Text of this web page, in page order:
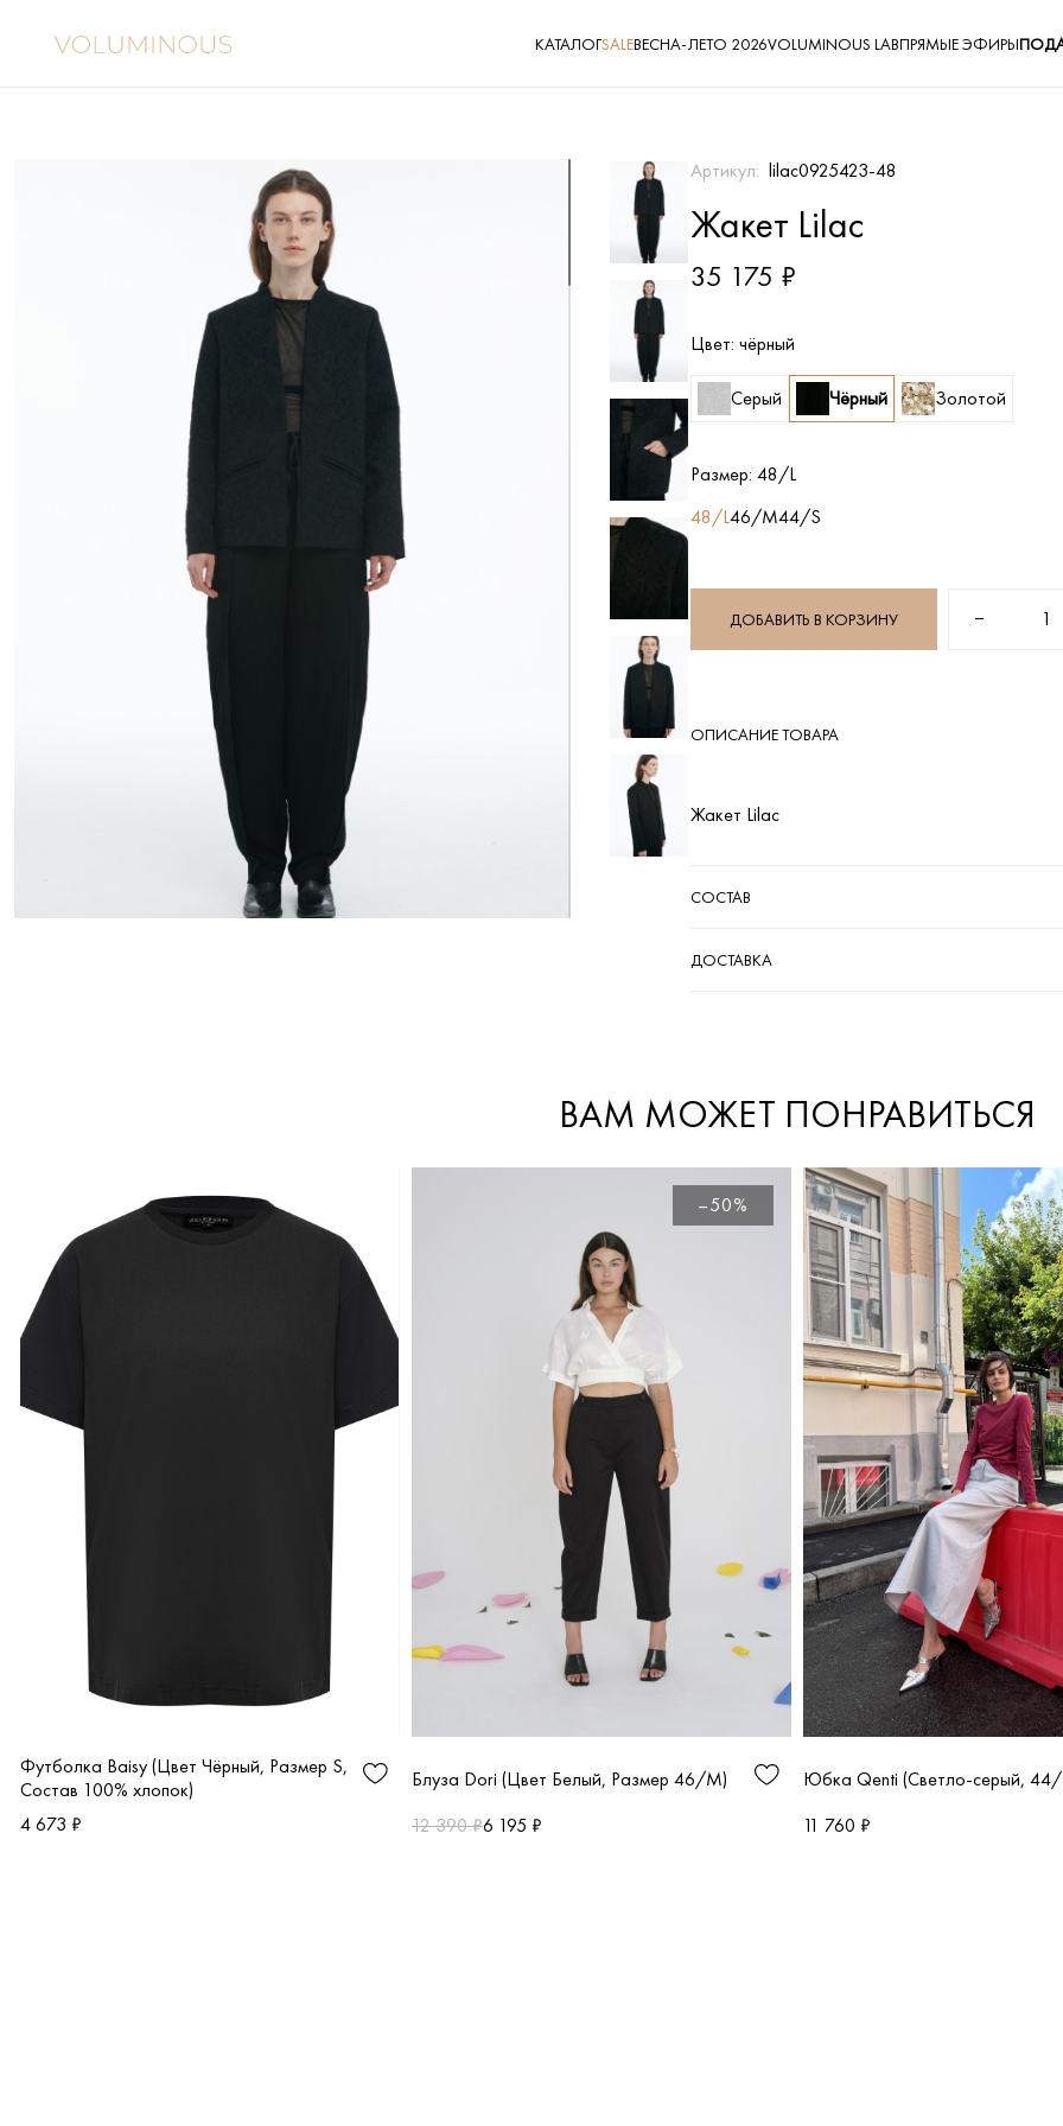
КАТАЛОГSALEВЕСНА-ЛЕТО 2026VOLUMINOUS LABПРЯМЫЕ ЭФИРЫ
Артикул: lilac0925423-48
Жакет Lilac
35 175 ₽
Цвет: чёрный
Серый Чёрный Золотой
Размер: 48/L
48/L46/M44/S
ДОБАВИТЬ В КОРЗИНУ − 1
ОПИСАНИЕ ТОВАРА
Жакет Lilac
СОСТАВ
ДОСТАВКА
ВАМ МОЖЕТ ПОНРАВИТЬСЯ
Футболка Baisy (Цвет Чёрный, Размер S,
Состав 100% хлопок)
4 673 ₽
–50%
Блуза Dori (Цвет Белый, Размер 46/M)
12 390 ₽6 195 ₽
Юбка Qenti (Светло-серый,
11 760 ₽